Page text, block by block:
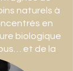
naturels à
en
biologique
et de la